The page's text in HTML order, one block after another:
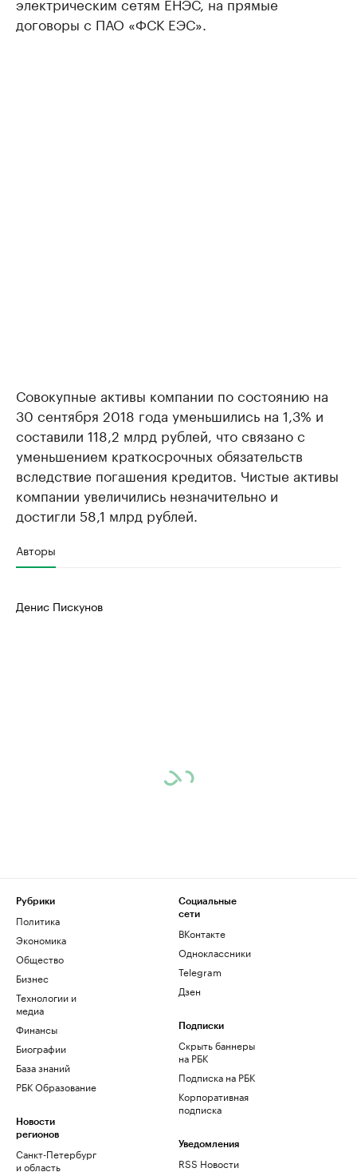
договоры с ПАО «ФСК ЕЭС».
Совокупные активы компании по состоянию на
30 сентября 2018 года уменьшились на 1,3% и
составили 118,2 млрд рублей, что связано с
уменьшением краткосрочных обязательств
вследствие погашения кредитов. Чистые активы
компании увеличились незначительно и
достигли 58,1 млрд рублей.
Авторы
Денис Пискунов
Рубрики
Политика
Экономика
Общество
Бизнес
Технологии и
медиа
Финансы
Биографии
База знаний
РБК Образование
Новости
регионов
Санкт-Петербург
и область
Социальные
сети
ВКонтакте
Одноклассники
Telegram
Дзен
Подписки
Скрыть баннеры
на РБК
Подписка на РБК
Корпоративная
подписка
Уведомления
RSS Новости